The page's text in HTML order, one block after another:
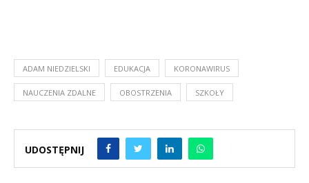
ADAM NIEDZIELSKI EDUKACJA KORONAWIRUS
NAUCZENIA ZDALNE OBOSTRZENIA SZKOŁY
UDOSTĘPNIJ